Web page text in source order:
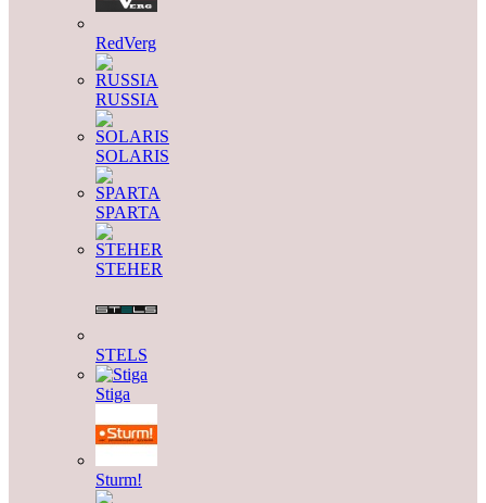
RedVerg
RUSSIA
SOLARIS
SPARTA
STEHER
STELS
Stiga
Sturm!